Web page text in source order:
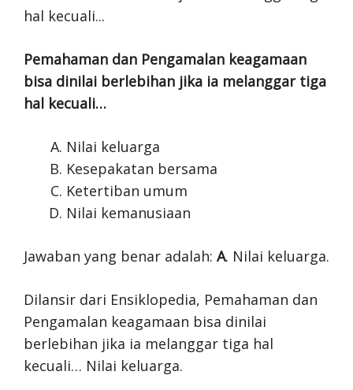
Pemahaman dan Pengamalan keagamaan
bisa dinilai berlebihan jika ia melanggar tiga
hal kecuali…
Nilai keluarga
Kesepakatan bersama
Ketertiban umum
Nilai kemanusiaan
Jawaban yang benar adalah: A. Nilai keluarga.
Dilansir dari Ensiklopedia, Pemahaman dan
Pengamalan keagamaan bisa dinilai
berlebihan jika ia melanggar tiga hal
kecuali… Nilai keluarga.